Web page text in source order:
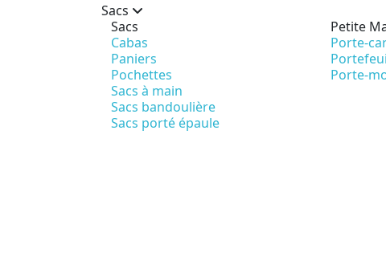
Sacs
Sacs
Cabas
Paniers
Pochettes
Sacs à main
Sacs bandoulière
Sacs porté épaule
Petite
Porte-
Porte-